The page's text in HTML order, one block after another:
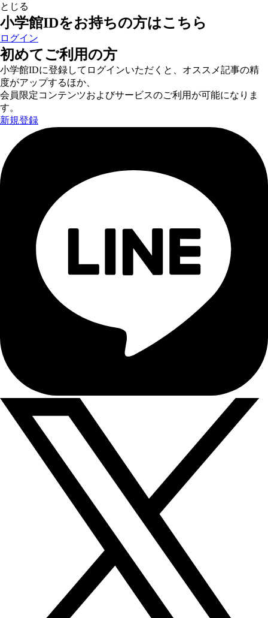
とじる
小学館IDをお持ちの方はこちら
ログイン
初めてご利用の方
小学館IDに登録してログインいただくと、オススメ記事の精
度がアップするほか、
会員限定コンテンツおよびサービスのご利用が可能になりま
す。
新規登録